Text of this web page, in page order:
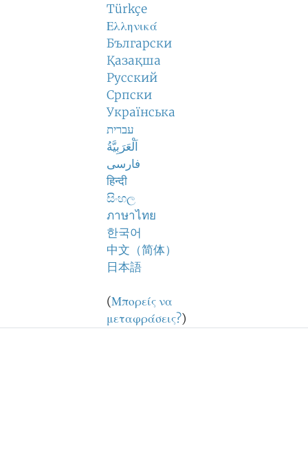
Türkçe
Ελληνικά
Български
Қазақша
Русский
Српски
Українська
עברית
اَلْعَرَبِيَّةُ
فارسی
हिन्दी
සිංහල
ภาษาไทย
한국어
中文（简体）
日本語
(Μπορείς να
μεταφράσεις?)